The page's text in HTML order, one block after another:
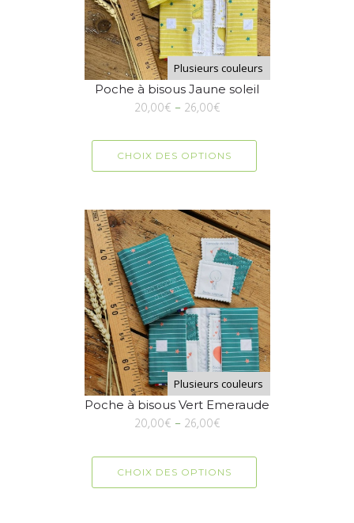
Plusieurs couleurs
Poche à bisous Jaune soleil
20,00€ – 26,00€
CHOIX DES OPTIONS
Plusieurs couleurs
Poche à bisous Vert Emeraude
20,00€ – 26,00€
CHOIX DES OPTIONS